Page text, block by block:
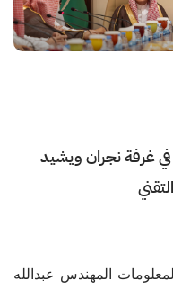
في غرفة نجران ويشيد
المهندس عبدالله